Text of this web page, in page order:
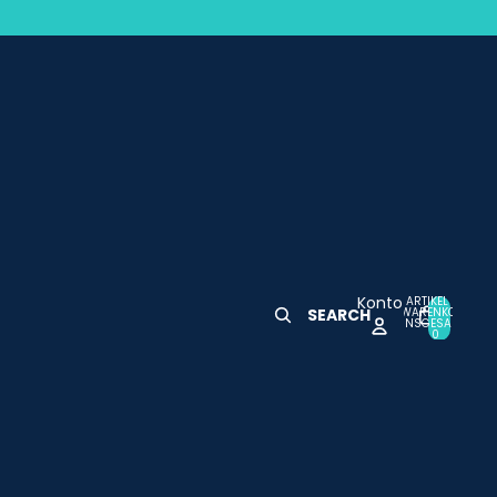
SEARCH
Konto ARTIKEL IM
WARENKORB
INSGESAMT:
0